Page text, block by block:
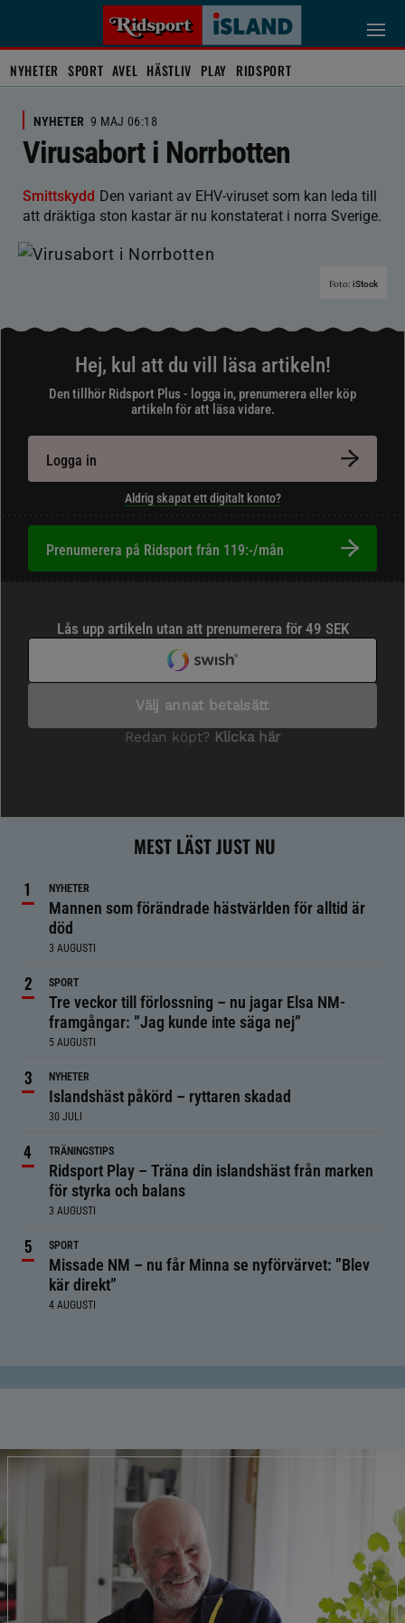
NYHETER SPORT AVEL HÄSTLIV PLAY RIDSPORT
NYHETER 9 MAJ 06:18
Virusabort i Norrbotten
Smittskydd Den variant av EHV-viruset som kan leda till
att dräktiga ston kastar är nu konstaterat i norra Sverige.
Foto: iStock
Hej, kul att du vill läsa artikeln!
Den tillhör Ridsport Plus - logga in, prenumerera eller köp
artikeln för att läsa vidare.
Logga in
Aldrig skapat ett digitalt konto?
Prenumerera på Ridsport från 119:-/mån
MEST LÄST JUST NU
NYHETER
Mannen som förändrade hästvärlden för alltid är
död
3 AUGUSTI
SPORT
Tre veckor till förlossning – nu jagar Elsa NM-
framgångar: ”Jag kunde inte säga nej”
5 AUGUSTI
NYHETER
Islandshäst påkörd – ryttaren skadad
30 JULI
TRÄNINGSTIPS
Ridsport Play – Träna din islandshäst från marken
för styrka och balans
3 AUGUSTI
SPORT
Missade NM – nu får Minna se nyförvärvet: ”Blev
kär direkt”
4 AUGUSTI